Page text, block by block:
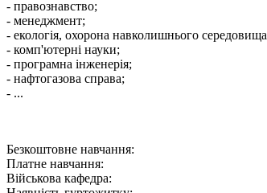
- правознавство;
- менеджмент;
- екологія, охорона навколишнього
- комп'ютерні науки;
- програмна інженерія;
- нафтогазова справа;
- ...
Безкоштовне навчання:
Платне навчання:
Військова кафедра: